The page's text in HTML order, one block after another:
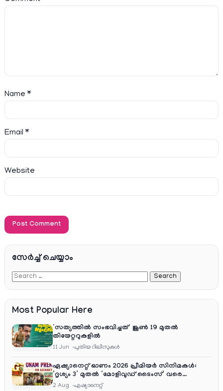
Name*
Email*
Website
സേര്‍ച്ച്‌ ചെയ്യാം
Most Popular Here
‘സത്യത്തിൽ സംഭവിച്ചത്’ ജൂൺ 19 മുതൽ
തിയേറ്ററുകളിൽ
11 Jun പുതിയ റിലീസുകള്‍
ഏഷ്യാനെറ്റ് ഓണം 2026 പ്രീമിയർ സിനിമകൾ:
‘ദൃശ്യം 3’ മുതൽ ‘മോളിവുഡ് ടൈംസ്’ വരെ
ആഘോഷ വിരുന്ന്
2 Aug ഏഷ്യാനെറ്റ്‌